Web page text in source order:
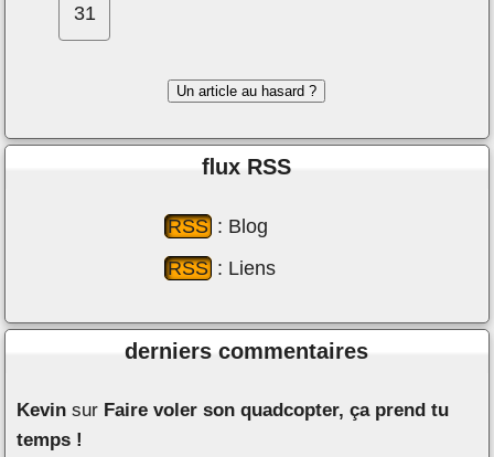
31
Un article au hasard ?
ﬂux RSS
RSS: Blog
RSS: Liens
derniers commentaires
Kevin sur Faire voler son quadcopter, ça prend tu
temps !